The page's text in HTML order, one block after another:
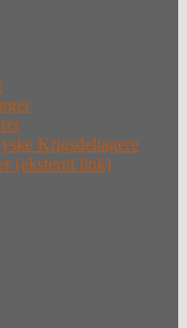
Krigsdeltagere
(eksternt link)